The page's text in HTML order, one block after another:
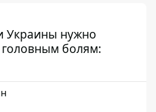
Украины нужно
головным болям: